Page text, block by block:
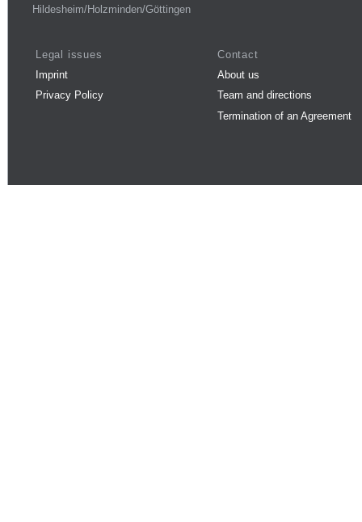
Hildesheim/Holzminden/Göttingen
Legal issues
Imprint
Privacy Policy
Contact
About us
Team and directions
Termination of an Agreement